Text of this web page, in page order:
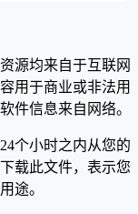
源均来自于互联网
用于商业或非法用
件信息来自网络。
个小时之内从您的
载此文件，表示您
途。